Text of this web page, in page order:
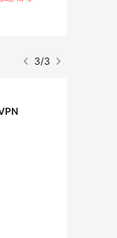
3/3